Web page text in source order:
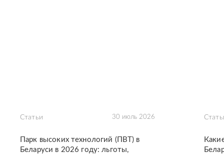
Статьи 30 июль 2026
Парк высоких технологий (ПВТ) в
Беларуси в 2026 году: льготы,